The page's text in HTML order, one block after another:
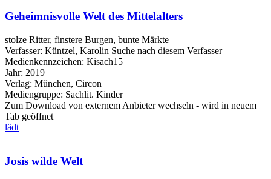
Geheimnisvolle Welt des Mittelalters
stolze Ritter, finstere Burgen, bunte Märkte
Verfasser: Küntzel, Karolin Suche nach diesem Verfasser
Medienkennzeichen: Kisach15
Jahr: 2019
Verlag: München, Circon
Mediengruppe: Sachlit. Kinder
Zum Download von externem Anbieter wechseln - wird in neuem
Tab geöffnet
lädt
Josis wilde Welt